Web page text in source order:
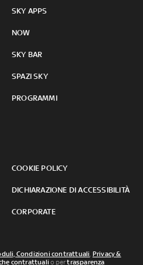
SKY APPS
NOW
SKY BAR
SPAZI SKY
PROGRAMMI
COOKIE POLICY
DICHIARAZIONE DI ACCESSIBILITÀ
CORPORATE
Condizioni contrattuali, Privacy &
contrattuali o pertrasparenza